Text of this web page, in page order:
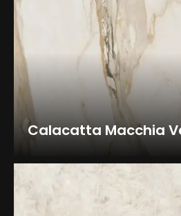
Calacatta Macchia